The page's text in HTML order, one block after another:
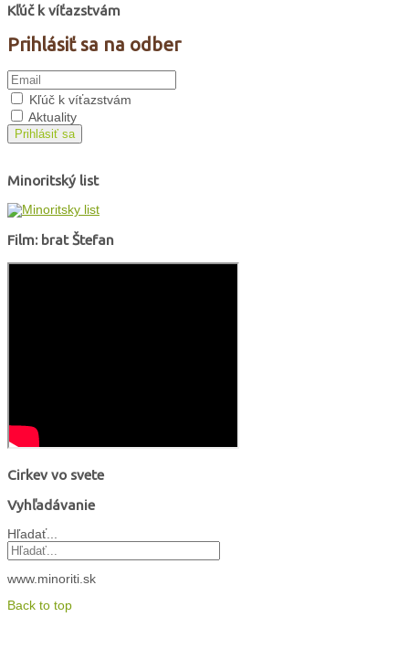
Kľúč k víťazstvám
Prihlásiť sa na odber
Kľúč k víťazstvám
Aktuality
Prihlásiť sa
Minoritský list
Film: brat Štefan
Cirkev vo svete
Vyhľadávanie
Hľadať...
www.minoriti.sk
Back to top